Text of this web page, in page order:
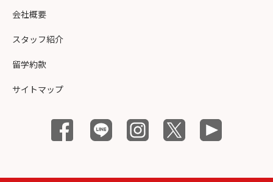
会社概要
スタッフ紹介
留学約款
サイトマップ